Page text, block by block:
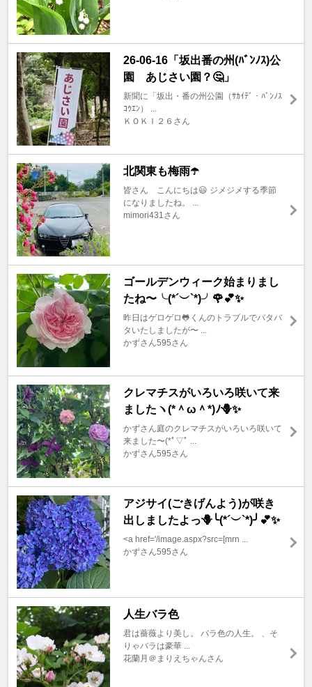
26-06-16「坂出番の州(ﾊﾞﾝﾉｽ)公
園 あじさい園？🤔」
新聞に「坂出・番の州公園（ｻｶｲﾃﾞ・ﾊﾞﾝﾉｽ
ｺｳｴﾝ） ...
ＫＯＫＩ２６さん
北関東も梅雨☂️
皆さん こんにちは😃 ジメジメする季節
になりましたね。 ...
mimori431さん
ゴールデンウィーク始まりまし
たね〜╰(*´︶`*)╯🌹💕✨
昨日はゲロゲロ🐸くんのトラブルでバタバ
タいたしましたが〜 ...
かずさん595さん
クレマチスがいろいろ咲いて来
ましたヽ(*＾ω＾*)ﾉ🪻✨
かずさん庭のクレマチスがいろいろ咲いて
来ました〜(*ﾟ▽ﾟ ...
かずさん595さん
アジサイ(ごきげんよう)が咲き
出しましたよっ🪻╰(*´︶`*)╯💕✨
<a href='/image.aspx?src=[mrn ...
かずさん595さん
人生バラ色
君は薔薇より美し。 バラ色の人生。 、そ
りゃバラは豪華 ...
花蘭月＠まりえちゃんさん